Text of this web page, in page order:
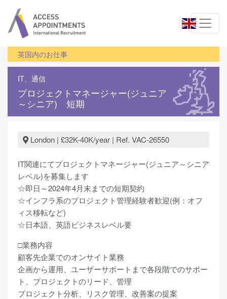
英国内のお仕事
IT、通信
プロジェクトマネージャー(ジュニア
～シニア) 短期
London | £32K-40K/year | Ref. VAC-26550
IT関連にてプロジェクトマネージャー(ジュニア～シニア
レベル)を募集します
☆即日～2024年4月末までの短期契約
☆インフラ系のプロジェクト管理経験者歓迎(例：オフ
ィス移転など)
☆日本語、英語ビジネスレベル要
□業務内容
顧客先企業でのオンサイト業務
企画から運用、ユーザーサポートまで各段階でのサポー
ト、プロジェクトのリード、管理
プロジェクト分析、リスク管理、改善案の提案